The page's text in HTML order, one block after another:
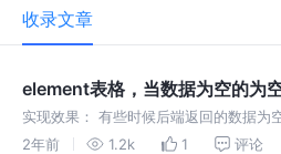
收录文章
element表格，当数据为空的为
展示“-”
实现效果： 有些时候后端返回的数据为
认清空下列表显示的是空白，空白不好看
2年前 1.2k 1 评论